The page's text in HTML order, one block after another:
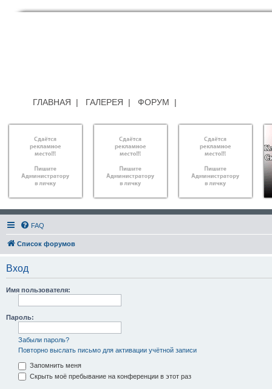
ГЛАВНАЯ | ГАЛЕРЕЯ | ФОРУМ |
FAQ
Список форумов
Вход
Имя пользователя:
Пароль:
Забыли пароль?
Повторно выслать письмо для активации учётной записи
Запомнить меня
Скрыть моё пребывание на конференции в этот раз